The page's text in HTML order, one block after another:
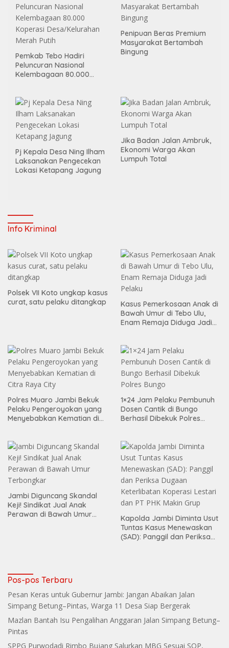
Pemkab Tebo Hadiri
Peluncuran Nasional
Kelembagaan 80.000
Penipuan Beras Premium
Masyarakat Bertambah
Bingung
Pj Kepala Desa Ning Ilham
Laksanakan Pengecekan
Lokasi Ketapang Jagung
Jika Badan Jalan Ambruk,
Ekonomi Warga Akan
Lumpuh Total
Info Kriminal
Polsek VII Koto ungkap kasus
curat, satu pelaku ditangkap
Kasus Pemerkosaan Anak di
Bawah Umur di Tebo Ulu,
Enam Remaja Diduga Jadi
Polres Muaro Jambi Bekuk
Pelaku Pengeroyokan yang
Menyebabkan Kematian di
1×24 Jam Pelaku Pembunuh
Dosen Cantik di Bungo
Berhasil Dibekuk Polres
Jambi Diguncang Skandal
Keji! Sindikat Jual Anak
Perawan di Bawah Umur
Kapolda Jambi Diminta Usut
Tuntas Kasus Menewaskan
(SAD): Panggil dan Periksa
Pos-pos Terbaru
Pesan Keras untuk Gubernur Jambi: Jangan Abaikan Jalan
Simpang Betung–Pintas, Warga 11 Desa Siap Bergerak
Mazlan Bantah Isu Pengalihan Anggaran Jalan Simpang Betung–
Pintas
SPPG Purwodadi Rimbo Bujang Salurkan MBG Sesuai SOP,